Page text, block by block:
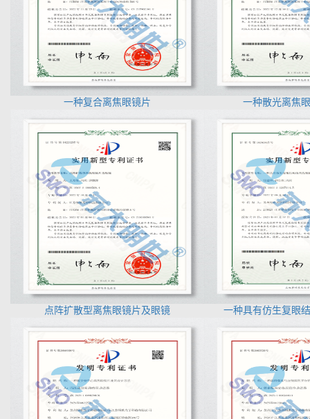
一种复合离焦眼镜片 一种散光离焦
点阵扩散型离焦眼镜片及眼镜 一种具有仿生复眼